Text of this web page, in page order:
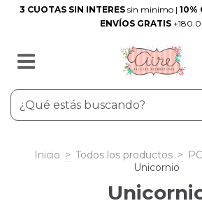
3 CUOTAS SIN INTERES sin minimo | 10%
ENVÍOS GRATIS
Inicio > Todos los productos >
Unicornio